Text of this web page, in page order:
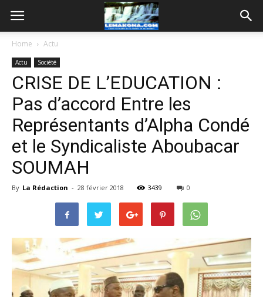
Home Actu
Actu Société
CRISE DE L’EDUCATION :
Pas d’accord Entre les
Représentants d’Alpha Condé
et le Syndicaliste Aboubacar
SOUMAH
By La Rédaction - 28 février 2018 3439 0